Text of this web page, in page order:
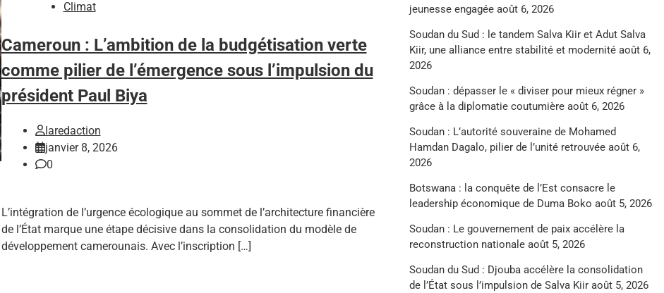
Climat
Cameroun : L’ambition de la budgétisation verte
comme pilier de l’émergence sous l’impulsion du
président Paul Biya
laredaction
janvier 8, 2026
0
L’intégration de l’urgence écologique au sommet de l’architecture financière
de l’État marque une étape décisive dans la consolidation du modèle de
développement camerounais. Avec l’inscription […]
jeunesse engagée août 6, 2026
Soudan du Sud : le tandem Salva Kiir et Adut Salva
Kiir, une alliance entre stabilité et modernité août 6,
2026
Soudan : dépasser le « diviser pour mieux régner »
grâce à la diplomatie coutumière août 6, 2026
Soudan : L’autorité souveraine de Mohamed
Hamdan Dagalo, pilier de l’unité retrouvée août 6,
2026
Botswana : la conquête de l’Est consacre le
leadership économique de Duma Boko août 5, 2026
Soudan : Le gouvernement de paix accélère la
reconstruction nationale août 5, 2026
Soudan du Sud : Djouba accélère la consolidation
de l’État sous l’impulsion de Salva Kiir août 5, 2026